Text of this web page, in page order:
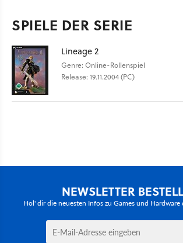
SPIELE DER SERIE
Lineage 2
Genre: Online-Rollenspiel
Release: 19.11.2004 (PC)
NEWSLETTER
Hol' dir die neuesten Infos zu Games und